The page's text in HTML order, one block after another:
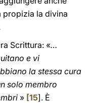
propizia la divina
Scrittura: «…
e vi
la stessa cura
solo membro
» [15]. È